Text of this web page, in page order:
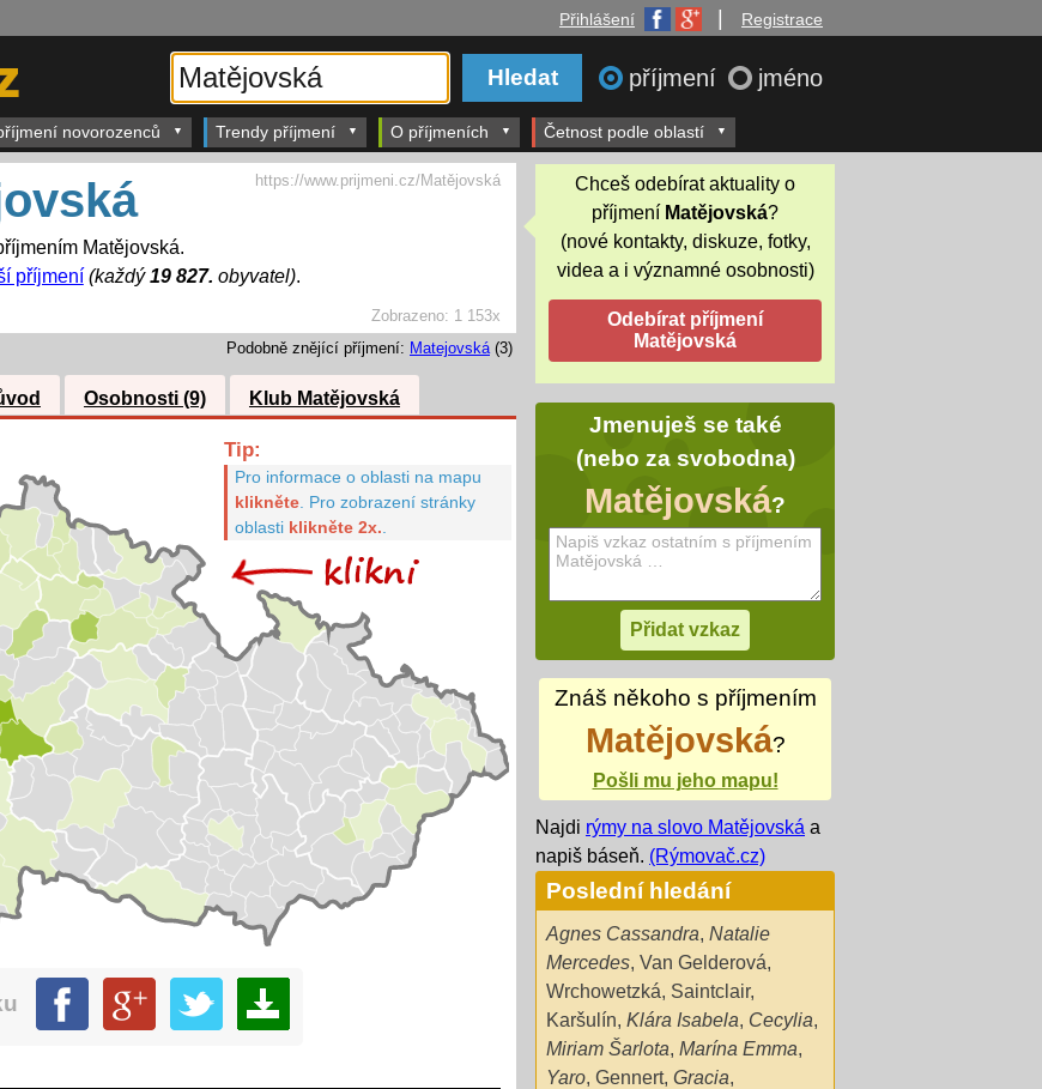
Přihlášení Registrace
příjmení jméno
novorozenců Trendy příjmení O příjmeních Četnost podle oblastí
Zobrazeno: 1 153x
Matějovská.
příjmení (každý19 827. obyvatel).
https://www.prijmeni.cz/Matějovská
Podobně znějící příjmení: Matejovská(3)
Osobnosti (9) Klub Matějovská
Tip:
Pro informace o oblasti na mapu
klikněte. Pro zobrazení stránky
oblasti klikněte 2x.
Chceš odebírat aktuality o
příjmení Matějovská?
(nové kontakty, diskuze, fotky,
videa a i významné osobnosti)
Jmenuješ se také
(nebo za svobodna)
Matějovská?
Znáš někoho s příjmením
Matějovská?
Pošli mu jeho mapu!
Najdi rýmy na slovo Matějovská a
napiš báseň. (Rýmovač.cz)
Poslední hledání
Agnes Cassandra, Natalie
Mercedes, Van Gelderová,
Wrchowetzká, Saintclair,
Karšulín, Klára Isabela, Cecylia,
Miriam Šarlota, Marína Emma,
Yaro, Gennert, Gracia,